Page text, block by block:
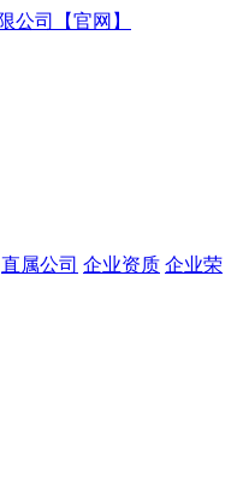
直属公司 企业资质 企业荣